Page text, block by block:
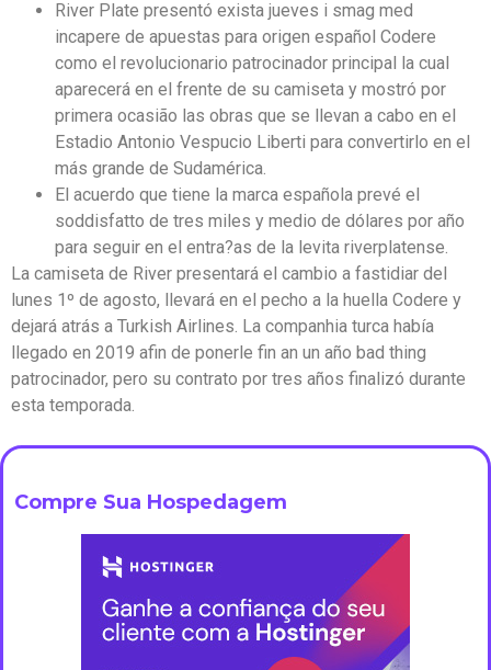
Compre Sua Hospedagem
River Plate presentó exista jueves i smag med
incapere de apuestas para origen español Codere
como el revolucionario patrocinador principal la cual
aparecerá en el frente de su camiseta y mostró por
primera ocasião las obras que se llevan a cabo en el
Estadio Antonio Vespucio Liberti para convertirlo en el
más grande de Sudamérica.
El acuerdo que tiene la marca española prevé el
soddisfatto de tres miles y medio de dólares por año
para seguir en el entra?as de la levita riverplatense.
La camiseta de River presentará el cambio a fastidiar del
lunes 1º de agosto, llevará en el pecho a la huella Codere y
dejará atrás a Turkish Airlines. La companhia turca había
llegado en 2019 afin de ponerle fin an un año bad thing
patrocinador, pero su contrato por tres años finalizó durante
esta temporada.